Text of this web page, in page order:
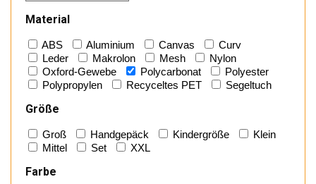
Material
ABS Aluminium Canvas
Curv
Leder
Makrolon Mesh
Nylon
Oxford-Gewebe
Polycarbonat
Polyester
Polypropylen
Recyceltes PET Segeltuch
Größe
Groß Handgepäck Kindergröße
Klein
Mittel
Set XXL
Farbe